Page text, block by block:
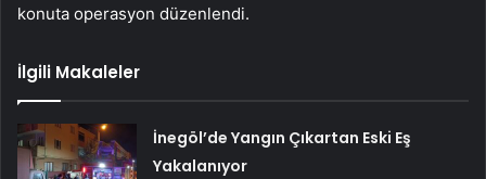
konuta operasyon düzenlendi.
İlgili Makaleler
İnegöl’de Yangın Çıkartan Eski Eş
Yakalanıyor